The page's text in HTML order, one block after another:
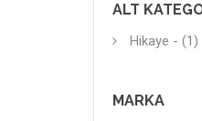
ALT
Hikaye - (1)
MARKA